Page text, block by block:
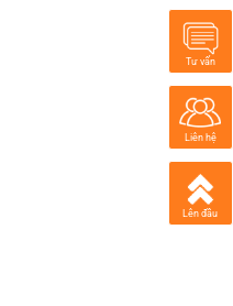
Tư vấn
Liên hệ
Lên đầu